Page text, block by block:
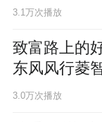
3.1万次播放
致富路上的
东风风行菱
3.0万次播放